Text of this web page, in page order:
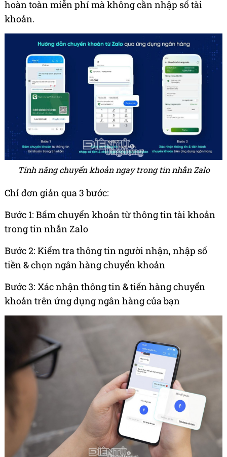
hoàn toàn miễn phí mà không cần nhập số tài
khoản.
Tính năng chuyển khoản ngay trong tin nhắn Zalo
Chỉ đơn giản qua 3 bước:
Bước 1: Bấm chuyển khoản từ thông tin tài khoản
trong tin nhắn Zalo
Bước 2: Kiểm tra thông tin người nhận, nhập số
tiền & chọn ngân hàng chuyển khoản
Bước 3: Xác nhận thông tin & tiến hàng chuyển
khoản trên ứng dụng ngân hàng của bạn